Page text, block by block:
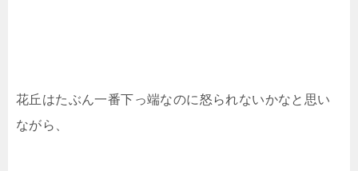
花丘はたぶん一番下っ端なのに怒られないかなと思い
ながら、